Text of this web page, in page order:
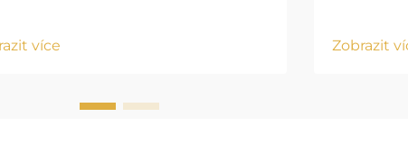
více Zobrazit